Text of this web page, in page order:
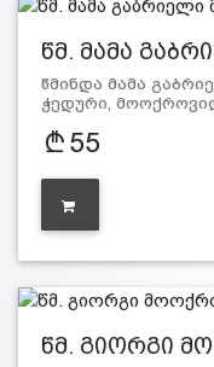
წმ. მამა
წმინდა მამა
ჭედური,
55
წმ. გიორგი